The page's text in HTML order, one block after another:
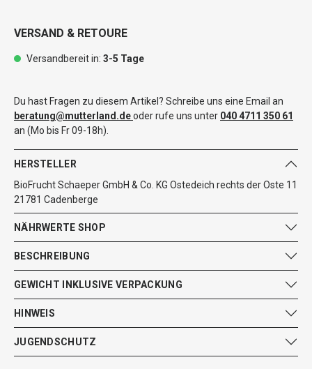
VERSAND & RETOURE
Versandbereit in: 3-5 Tage
Du hast Fragen zu diesem Artikel? Schreibe uns eine Email an
beratung@mutterland.deoder rufe uns unter 040 4711 350 61
an (Mo bis Fr 09-18h).
HERSTELLER
BioFrucht Schaeper GmbH & Co. KG Ostedeich rechts der Oste 11
21781 Cadenberge
NÄHRWERTE SHOP
BESCHREIBUNG
GEWICHT INKLUSIVE VERPACKUNG
HINWEIS
JUGENDSCHUTZ